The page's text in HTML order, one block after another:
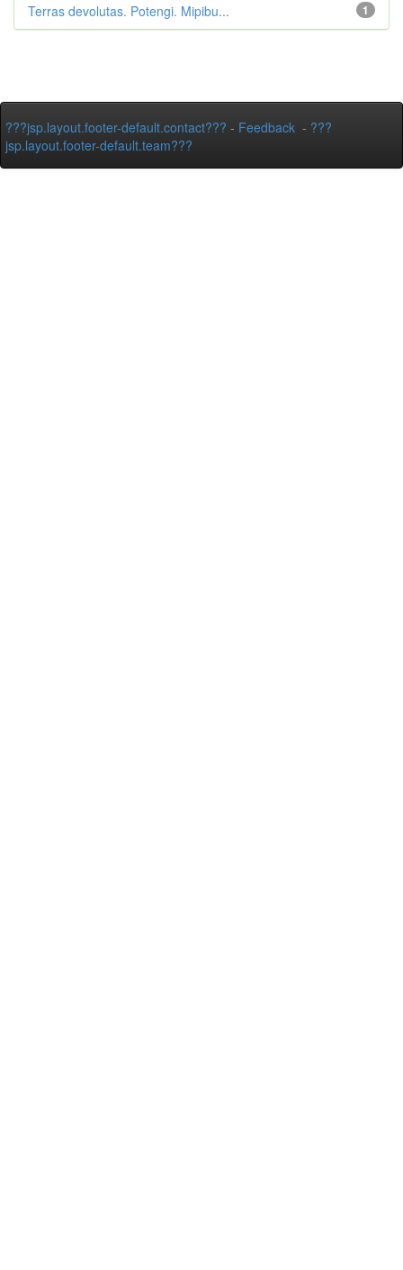
1
Terras devolutas. Potengi. Mipibu...
???jsp.layout.footer-default.contact??? - Feedback - ???
jsp.layout.footer-default.team???